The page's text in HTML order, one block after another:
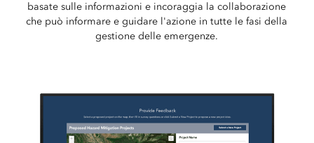
basate sulle informazioni e incoraggia la collaborazione
che può informare e guidare l'azione in tutte le fasi della
gestione delle emergenze.